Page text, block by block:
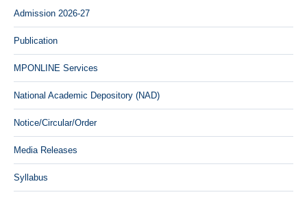
Admission 2026-27
Publication
MPONLINE Services
National Academic Depository (NAD)
Notice/Circular/Order
Media Releases
Syllabus